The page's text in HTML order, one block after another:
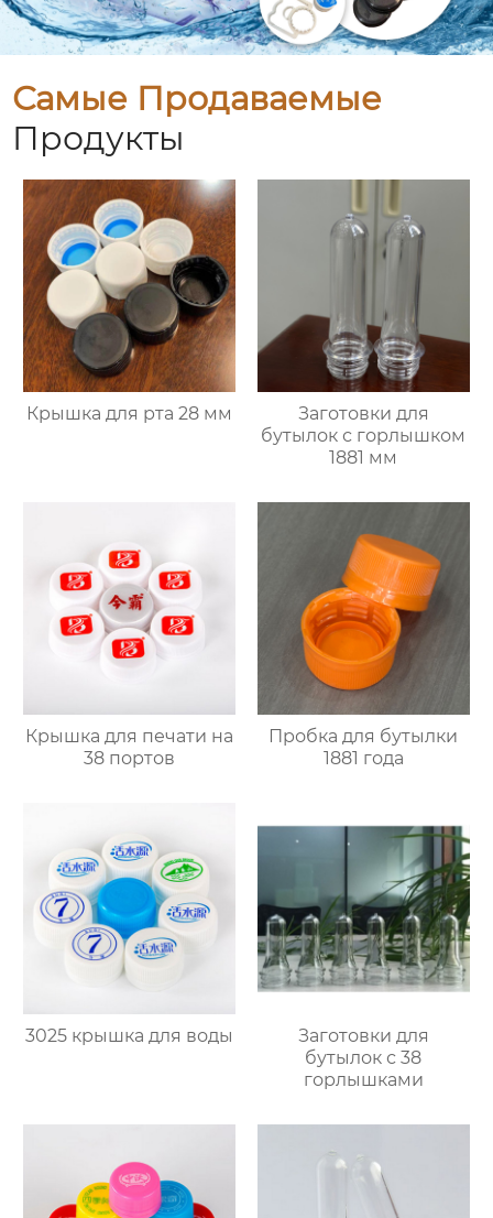
Самые Продаваемые
Продукты
Крышка для рта 28 мм
Заготовки для
бутылок с горлышком
1881 мм
Крышка для печати на
38 портов
Пробка для бутылки
1881 года
3025 крышка для воды
Заготовки для
бутылок с 38
горлышками